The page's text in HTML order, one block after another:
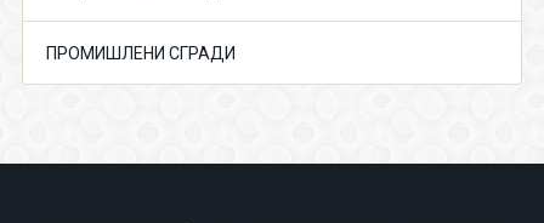
ПРОМИШЛЕНИ СГРАДИ